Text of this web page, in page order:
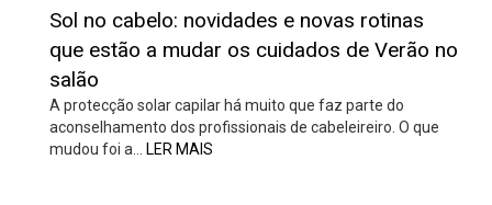
Sol no cabelo: novidades e novas rotinas
que estão a mudar os cuidados de Verão no
salão
A protecção solar capilar há muito que faz parte do
aconselhamento dos profissionais de cabeleireiro. O que
mudou foi a…
LER MAIS